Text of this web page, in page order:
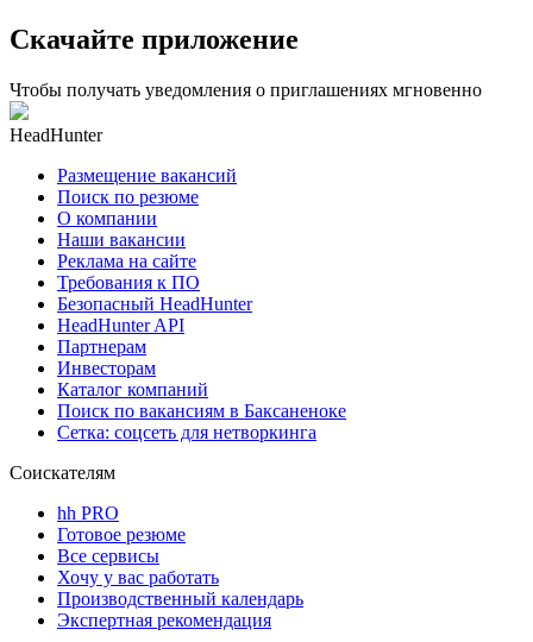
Скачайте приложение
Чтобы получать уведомления о приглашениях мгновенно
HeadHunter
Размещение вакансий
Поиск по резюме
О компании
Наши вакансии
Реклама на сайте
Требования к ПО
Безопасный HeadHunter
HeadHunter API
Партнерам
Инвесторам
Каталог компаний
Поиск по вакансиям в Баксаненоке
Сетка: соцсеть для нетворкинга
Соискателям
hh PRO
Готовое резюме
Все сервисы
Хочу у вас работать
Производственный календарь
Экспертная рекомендация